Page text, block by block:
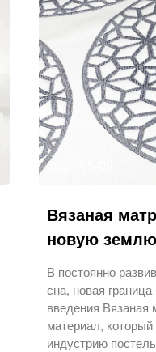
2025-05-09
Вязаная
новую землю
В постоянно
сна, новая
введения Вязаная
материал,
индустрию